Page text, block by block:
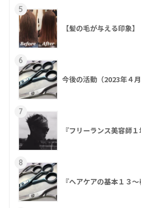
5
【髪の毛が与える印象】
6
今後の活動（2023年４月
7
『フリーランス美容師
8
『ヘアケアの基本１３～